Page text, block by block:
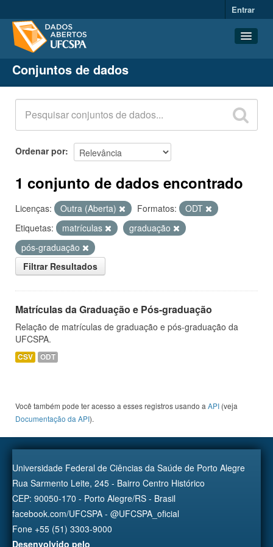
Entrar
Conjuntos de dados
Organizações
Grupos
Sobre
Conjuntos de dados
Ordenar por
1 conjunto de dados encontrado
Licenças: Outra (Aberta) Formatos:
ODT
Etiquetas:
matrículas
graduação
pós-graduação
Filtrar Resultados
Matrículas da Graduação e Pós-graduação
Relação de matrículas de graduação e pós-graduação da
UFCSPA.
CSV ODT
Você também pode ter acesso a esses registros usando a API (veja
Documentação da API).
Universidade Federal de Ciências da Saúde de Porto Alegre
Rua Sarmento Leite, 245 - Bairro Centro Histórico
CEP: 90050-170 - Porto Alegre/RS - Brasil
facebook.com/UFCSPA - @UFCSPA_oficial
Fone +55 (51) 3303-9000
Desenvolvido pelo